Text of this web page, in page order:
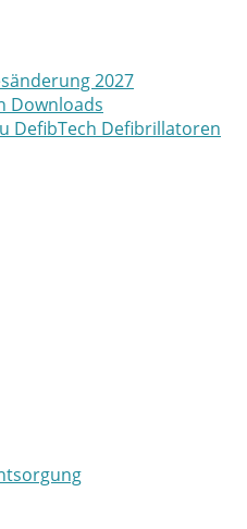
2027
Downloads
DefibTech Defibrillatoren